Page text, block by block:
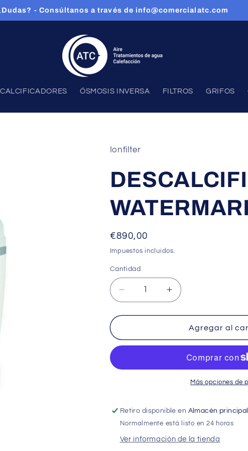
- Consúltanos a través de info@comercialatc.com
ÓSMOSIS INVERSA FILTROS GRIFOS
Ionfilter
Precio
habitual
€890,00
Impuestos incluidos.
Cantidad
Cantidad
Reducir
cantidad
para
DESCALCIFICADOR
WATERMARK
Aumentar
cantidad
para
WATERMARK
Agregar al
Más opciones de
Retiro disponible en Almacén principal
Normalmente está listo en 24 horas
Ver información de la tienda